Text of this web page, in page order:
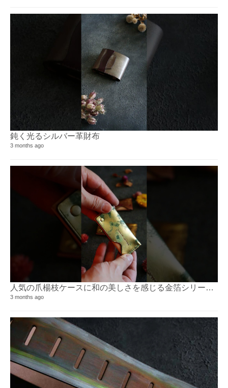
鈍く光るシルバー革財布
3 months ago
人気の爪楊枝ケースに和の美しさを感じる金箔シリーズ追加！⁡
3 months ago